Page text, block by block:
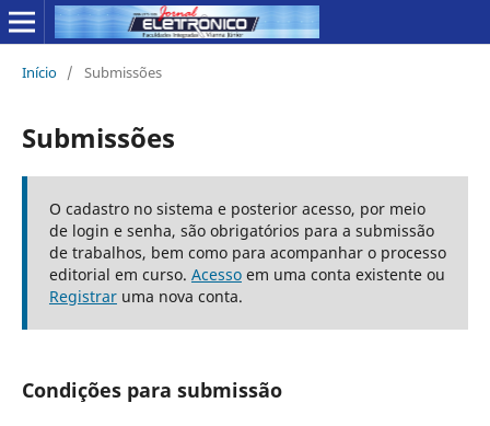
Início / Submissões
Submissões
O cadastro no sistema e posterior acesso, por meio
de login e senha, são obrigatórios para a submissão
de trabalhos, bem como para acompanhar o processo
editorial em curso. Acessoem uma conta existente ou
Registraruma nova conta.
Condições para submissão